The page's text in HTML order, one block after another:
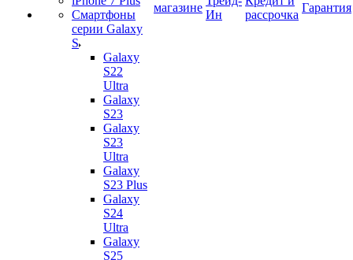
Смартфоны
серии Galaxy
S
Galaxy
S22
Ultra
Galaxy
S23
Galaxy
S23
Ultra
Galaxy
S23 Plus
Galaxy
S24
Ultra
Galaxy
S25
магазине
Ин
рассрочка
Гарантия